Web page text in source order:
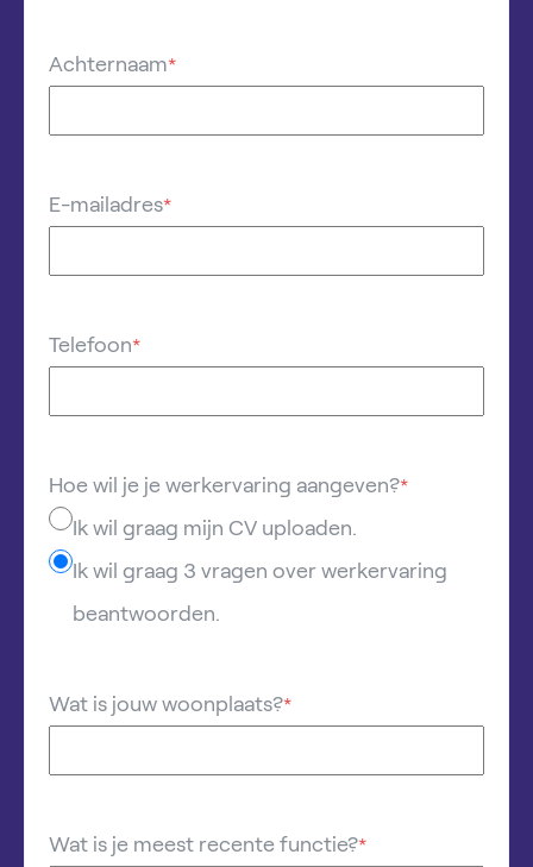
Achternaam*
E-mailadres*
Telefoon*
Hoe wil je je werkervaring aangeven?*
Ik wil graag mijn CV uploaden.
Ik wil graag 3 vragen over werkervaring
beantwoorden.
Wat is jouw woonplaats?*
Wat is je meest recente functie?*